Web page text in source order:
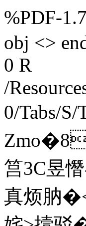
%PDF-
obj <>
0 R
/
0/Tabs/S/
筥3C昱
真烦肭